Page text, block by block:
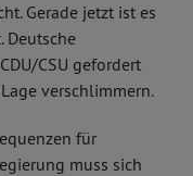
Gerade jetzt ist es
Deutsche
CSU gefordert
verschlimmern.
für
muss sich